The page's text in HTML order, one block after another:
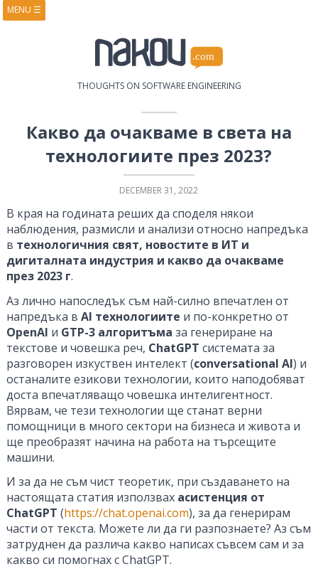
MENU ☰
COURSES
RESEARCH
PUBLICATIONS
THOUGHTS ON SOFTWARE ENGINEERING
Какво да очакваме в света на
технологиите през 2023?
DECEMBER 31, 2022
В края на годината реших да споделя някои
наблюдения, размисли и анализи относно напредъка
в технологичния свят, новостите в ИТ и
дигиталната индустрия и какво да очакваме
през 2023 г.
Аз лично напоследък съм най-силно впечатлен от
напредъка в AI технологиите и по-конкретно от
OpenAI и GTP-3 алгоритъма за генериране на
текстове и човешка реч, ChatGPT системата за
разговорен изкуствен интелект (conversational AI) и
останалите езикови технологии, които наподобяват
доста впечатляващо човешка интелигентност.
Вярвам, че тези технологии ще станат верни
помощници в много сектори на бизнеса и живота и
ще преобразят начина на работа на търсещите
машини.
И за да не съм чист теоретик, при създаването на
настоящата статия използвах асистенция от
ChatGPT (https://chat.openai.com), за да генерирам
части от текста. Можете ли да ги разпознаете? Аз съм
затруднен да различа какво написах съвсем сам и за
какво си помогнах с ChatGPT.